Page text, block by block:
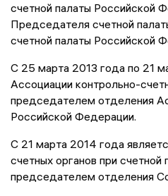
счетной палаты Российской
Председателя счетной
счетной палаты Российской
С 25 марта 2013 года по 21
Ассоциации контрольно-
председателем отделения
Российской Федерации.
С 21 марта 2014 года
счетных органов при
председателем отделения